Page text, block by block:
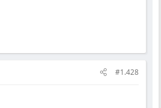
#1.428